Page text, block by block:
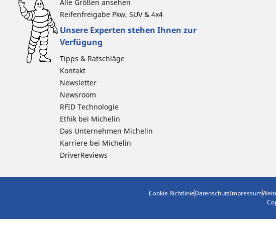
Alle Größen ansehen
Reifenfreigabe Pkw, SUV & 4x4
Unsere Experten stehen Ihnen zur
Verfügung
Tipps & Ratschläge
Kontakt
Newsletter
Newsroom
RFID Technologie
Ethik bei Michelin
Das Unternehmen Michelin
Karriere bei Michelin
DriverReviews
Cookie RichtlinieDatenschutzImpressum